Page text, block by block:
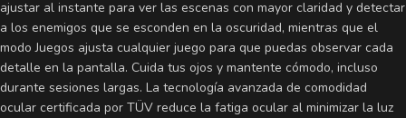
ajustar al instante para ver las escenas con mayor claridad y detectar
a los enemigos que se esconden en la oscuridad, mientras que el
modo Juegos ajusta cualquier juego para que puedas observar cada
detalle en la pantalla. Cuida tus ojos y mantente cómodo, incluso
durante sesiones largas. La tecnología avanzada de comodidad
ocular certificada por TÜV reduce la fatiga ocular al minimizar la luz